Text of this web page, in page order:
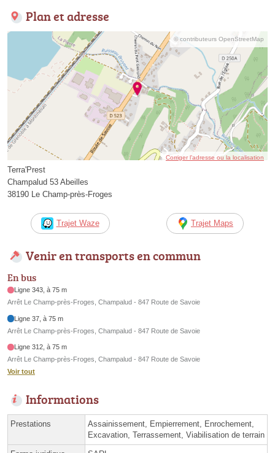
Plan et adresse
© contributeurs OpenStreetMap
Corriger l’adresse ou la localisation
Terra'Prest
Champalud 53 Abeilles
38190 Le Champ-près-Froges
Trajet Waze Trajet Maps
Venir en transports en commun
En bus
Ligne 343, à 75 m
Arrêt Le Champ-près-Froges, Champalud - 847 Route de Savoie
Ligne 37, à 75 m
Arrêt Le Champ-près-Froges, Champalud - 847 Route de Savoie
Ligne 312, à 75 m
Arrêt Le Champ-près-Froges, Champalud - 847 Route de Savoie
Voir tout
Informations
Prestations
Assainissement, Empierrement, Enrochement,
Excavation, Terrassement, Viabilisation de terrain